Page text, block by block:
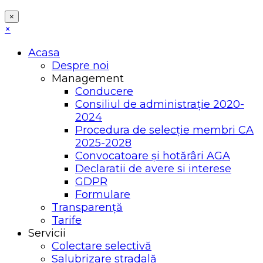
×
×
Acasa
Despre noi
Management
Conducere
Consiliul de administrație 2020-
2024
Procedura de selecție membri CA
2025-2028
Convocatoare și hotărâri AGA
Declaratii de avere si interese
GDPR
Formulare
Transparență
Tarife
Servicii
Colectare selectivă
Salubrizare stradală